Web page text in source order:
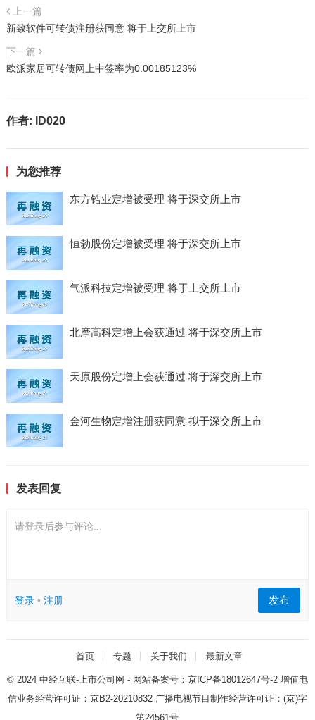
上一篇
新致软件可转债注册获同意 将于上交所上市
下一篇
欧派家居可转债网上中签率为0.00185123%
作者: ID020
为您推荐
东方锆业定增被受理 将于深交所上市
恒勃股份定增被受理 将于深交所上市
气派科技定增被受理 将于上交所上市
北摩高科定增上会获通过 将于深交所上市
天原股份定增上会获通过 将于深交所上市
金河生物定增注册获同意 拟于深交所上市
发表回复
请登录后参与评论...
登录• 注册 发布
首页 专题 关于我们 最新文章
© 2024 中经互联-上市公司网 - 网站备案号： 京ICP备18012647号-2增值电
信业务经营许可证： 京B2-20210832广播电视节目制作经营许可证： (京)字
第24561号